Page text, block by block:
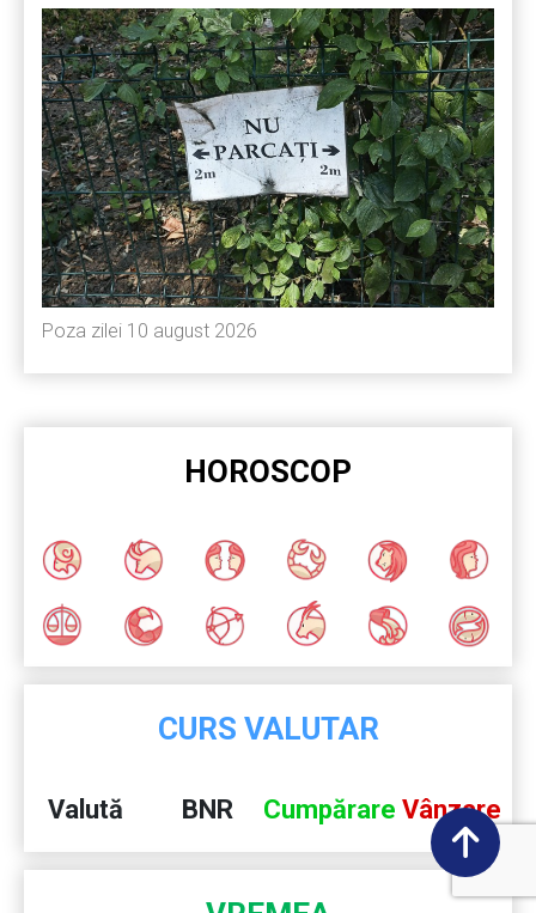
Poza zilei 10 august 2026
HOROSCOP
CURS VALUTAR
Valută BNR Cumpărare Vânzare